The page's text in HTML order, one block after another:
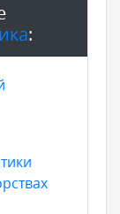
: